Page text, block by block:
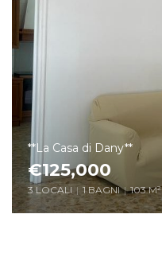
**La Casa di Dany**
€125,000
3 LOCALI | 1 BAGNI | 103 M²